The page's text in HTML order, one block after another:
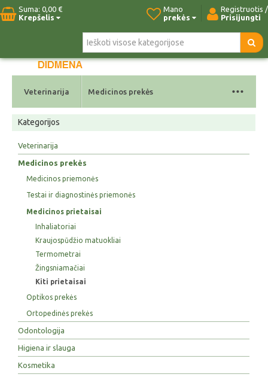
Suma: 0,00 €
Krepšelis
Registruotis /
Prisijungti
Mano
prekės
Pradžia Naujos prekės Kontaktai
Veterinarija Medicinos prekės ...
Kategorijos
Veterinarija
Medicinos prekės
Medicinos priemonės
Testai ir diagnostinės priemonės
Medicinos prietaisai
Inhaliatoriai
Kraujospūdžio matuokliai
Termometrai
Žingsniamačiai
Kiti prietaisai
Optikos prekės
Ortopedinės prekės
Odontologija
Higiena ir slauga
Kosmetika